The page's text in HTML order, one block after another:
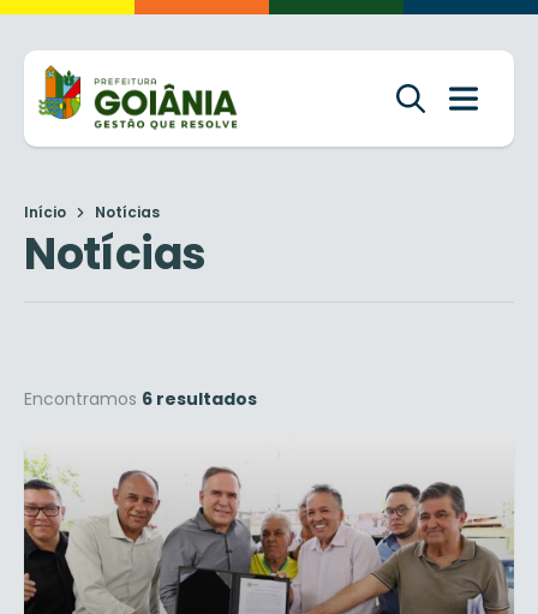
Início Notícias
Notícias
Encontramos 6 resultados